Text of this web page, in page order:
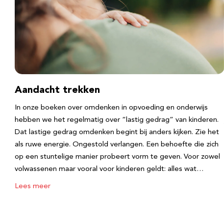
Aandacht trekken
In onze boeken over omdenken in opvoeding en onderwijs
hebben we het regelmatig over “lastig gedrag” van kinderen.
Dat lastige gedrag omdenken begint bij anders kijken. Zie het
als ruwe energie. Ongestold verlangen. Een behoefte die zich
op een stuntelige manier probeert vorm te geven. Voor zowel
volwassenen maar vooral voor kinderen geldt: alles wat…
Lees meer